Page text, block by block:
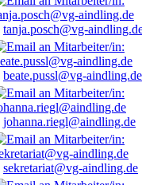
tanja.posch@vg-
beate.pussl@vg-aindling.de
johanna.riegl@aindling.de
sekretariat@vg-aindling.de